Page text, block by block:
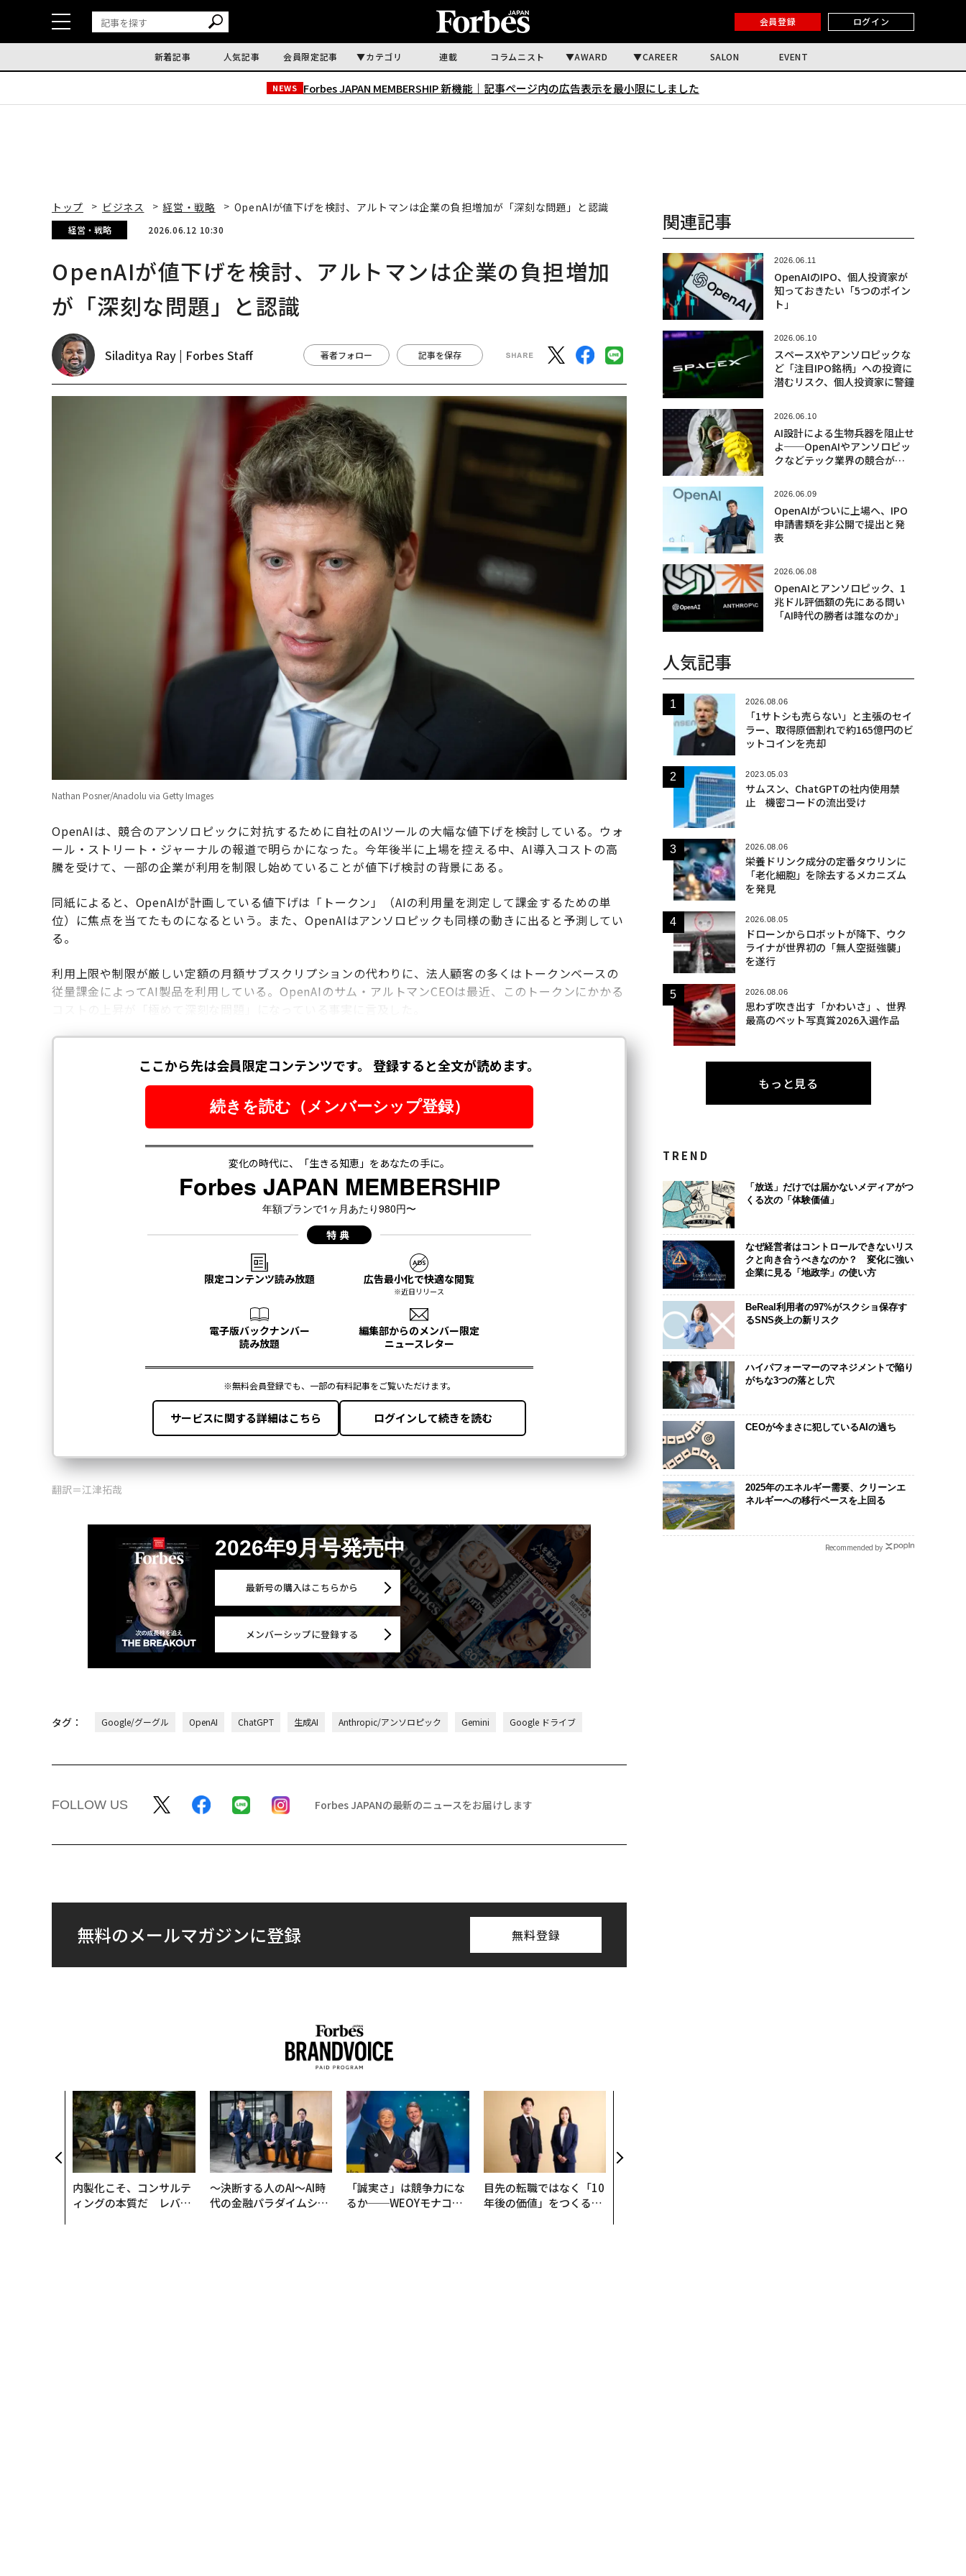
会員登録 ログイン
新着記事 人気記事 会員限定記事 カテゴリ 連載 コラムニスト AWARD CAREER SALON EVENT
NEWS Forbes JAPAN MEMBERSHIP 新機能｜ 記事ページ内の広告表示を最小限にしました
トップ ビジネス 経営・戦略 OpenAIが値下げを検討、アルトマンは企業の負担増加が「深刻な問題」と認識
経営・戦略 2026.06.12 10:30
OpenAIが値下げを検討、アルトマンは企業の負担増加
が「深刻な問題」と認識
Siladitya Ray | Forbes Staff 著者フォロー 記事を保存
Nathan Posner/Anadolu via Getty Images
OpenAIは、競合のアンソロピックに対抗するために自社のAIツールの大幅な値下げを検討している。ウォ
ール・ストリート・ジャーナルの報道で明らかになった。今年後半に上場を控える中、AI導入コストの高
騰を受けて、一部の企業が利用を制限し始めていることが値下げ検討の背景にある。
同紙によると、OpenAIが計画している値下げは「トークン」（AIの利用量を測定して課金するための単
位）に焦点を当てたものになるという。また、OpenAIはアンソロピックも同様の動きに出ると予測してい
る。
利用上限や制限が厳しい定額の月額サブスクリプションの代わりに、法人顧客の多くはトークンベースの
従量課金によってAI製品を利用している。OpenAIのサム・アルトマンCEOは最近、このトークンにかかる
翻訳＝江津拓哉
2026年9月号発売中
最新号の購入はこちらから
メンバーシップに登録する
タグ： Google/グーグル OpenAI ChatGPT 生成AI Anthropic/アンソロピック Gemini Google ドライブ
FOLLOW US Forbes JAPANの最新のニュースをお届けします
無料のメールマガジンに登録 無料登録
内製化こそ、コンサルテ
ィングの本質だ レバレ
〜決断する人のAI〜AI時
代の金融パラダイムシフ
「誠実さ」は競争力にな
るか──WEOYモナコで
目先の転職ではなく「10
年後の価値」をつくる─
関連記事
2026.06.11
OpenAIのIPO、個人投資家が
知っておきたい「5つのポイン
ト」
2026.06.10
スペースXやアンソロピックな
ど「注目IPO銘柄」への投資に
潜むリスク、個人投資家に警鐘
2026.06.10
AI設計による生物兵器を阻止せ
よ──OpenAIやアンソロピッ
クなどテック業界の競合が異
2026.06.09
OpenAIがついに上場へ、IPO
申請書類を非公開で提出と発
表
2026.06.08
OpenAIとアンソロピック、1
兆ドル評価額の先にある問い
「AI時代の勝者は誰なのか」
人気記事
2026.08.06
「1サトシも売らない」と主張のセイ
ラー、取得原価割れで約165億円のビ
ットコインを売却
2023.05.03
サムスン、ChatGPTの社内使用禁
止 機密コードの流出受け
2026.08.06
栄養ドリンク成分の定番タウリンに
「老化細胞」を除去するメカニズム
を発見
2026.08.05
ドローンからロボットが降下、ウク
ライナが世界初の「無人空挺強襲」
を遂行
2026.08.06
思わず吹き出す「かわいさ」、世界
最高のペット写真賞2026入選作品
もっと見る
TREND
「放送」だけでは届かないメディアがつ
くる次の「体験価値」
なぜ経営者はコントロールできないリス
クと向き合うべきなのか？ 変化に強い
企業に見る「地政学」の使い方
BeReal利用者の97%がスクショ保存す
るSNS炎上の新リスク
ハイパフォーマーのマネジメントで陥り
がちな3つの落とし穴
CEOが今まさに犯しているAIの過ち
2025年のエネルギー需要、クリーンエ
ネルギーへの移行ペースを上回る
Recommended by